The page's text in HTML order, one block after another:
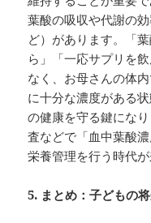
葉酸の吸収や代謝の
ど）があります。「
ら」「一応サプリを
なく、お母さんの体
に十分な濃度がある
の健康を守る鍵にな
査などで「血中葉酸
栄養管理を行う時代
5. まとめ：子どもの